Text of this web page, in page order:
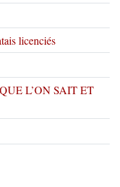
licenciés
L’ON SAIT ET